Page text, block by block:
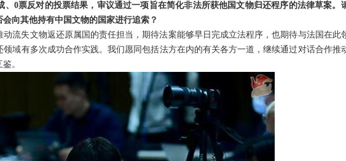
、0票反对的投票结果，审议通过一项旨在简化非法所获他国文物归还程序的法律草案。
向其他持有中国文物的国家进行追索？
流失文物返还原属国的责任担当，期待法案能够早日完成立法程序，也期待与法国在此
域有多次成功合作实践。我们愿同包括法方在内的有关各方一道，继续通过对话合作推
。